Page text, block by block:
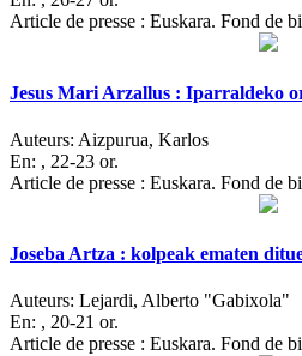
Article de presse : Euskara. Fond de
Jesus Mari Arzallus : Iparraldeko
Auteurs: Aizpurua, Karlos
En: , 22-23 or.
Article de presse : Euskara. Fond de
Joseba Artza : kolpeak ematen
Auteurs: Lejardi, Alberto "Gabixola"
En: , 20-21 or.
Article de presse : Euskara. Fond de